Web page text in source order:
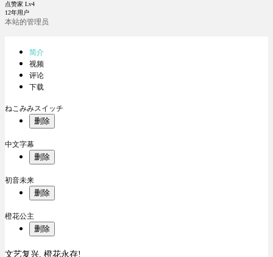
点赞家 Lv4
12年用户
本站的管理员
简介
视频
评论
下载
ねこみみスイッチ
删除
中文字幕
删除
初音未来
删除
橙花公主
删除
文艺复兴, 橙花永存!